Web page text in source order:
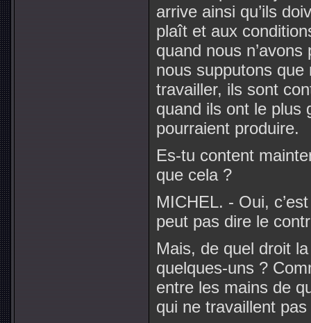
arrive ainsi qu’ils
plaît et aux
quand nous
nous supputons
travailler, ils sont
quand ils ont le plus
pourraient produire.
Es-tu content
que cela ?
MICHEL. - Oui,
peut pas dire le
Mais, de quel droit
quelques-uns ?
entre les mains de
qui ne travaillent pas